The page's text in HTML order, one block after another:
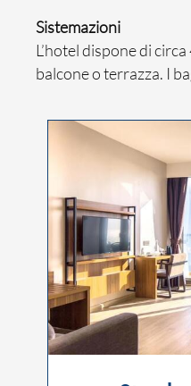
Sistemazioni
L’hotel dispone di
balcone o terrazza. I